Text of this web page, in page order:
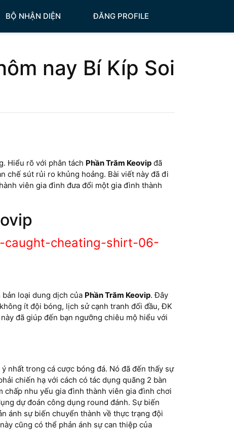
BỘ NHẬN DIỆN ĐĂNG PROFILE
nay Bí Kíp Soi
Hiểu rõ với phân tách Phần Trăm Keovip đã
chế sút rủi ro khủng hoảng. Bài viết này đã đi
viên gia đình đưa đổi một gia đình thành
caught-cheating-shirt-06-
loại dung dịch của Phần Trăm Keovip. Đây
ít đội bóng, lịch sử cạnh tranh đối đầu, ĐK
đã giúp đến bạn ngưỡng chiêu mộ hiểu với
nhất trong cá cược bóng đá. Nó đã đến thấy sự
chiến hạ với cách có tác dụng quãng 2 bàn
chấp nhu yếu gia đình thành viên gia đình chơi
dự đoán công dụng round đánh. Sự biến
ánh sự biến chuyển thành về thực trạng đội
cũng có thể phản ánh sự can thiệp của